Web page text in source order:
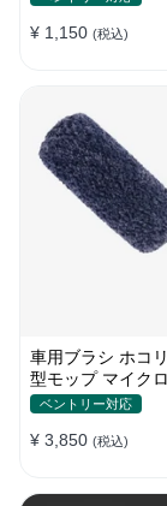
¥ 1,150 (税込)
車用ブラシ ホコ
型モップ マイク
洗車道具 軽量・
ベントリー対応
¥ 3,850 (税込)